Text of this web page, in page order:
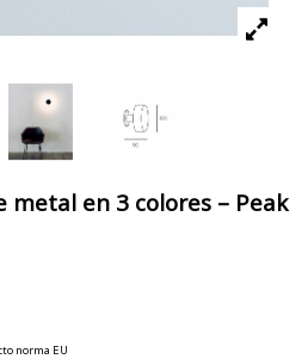
metal en 3 colores – Peak
norma EU